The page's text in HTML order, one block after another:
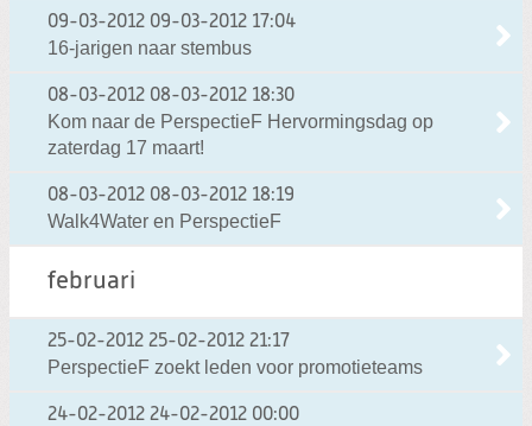
09-03-2012 09-03-2012 17:04
16-jarigen naar stembus
08-03-2012 08-03-2012 18:30
Kom naar de PerspectieF Hervormingsdag op
zaterdag 17 maart!
08-03-2012 08-03-2012 18:19
Walk4Water en PerspectieF
februari
25-02-2012 25-02-2012 21:17
PerspectieF zoekt leden voor promotieteams
24-02-2012 24-02-2012 00:00